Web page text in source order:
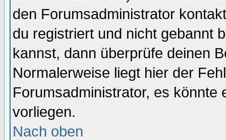
den Forumsadministrator
du registriert und nicht gebannt
kannst, dann überprüfe deinen
Normalerweise liegt hier der
Forumsadministrator, es könnte
vorliegen.
Nach oben